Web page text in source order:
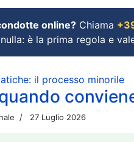
online? Chiama
è la prima regola e
il processo minorile
27 Luglio 2026